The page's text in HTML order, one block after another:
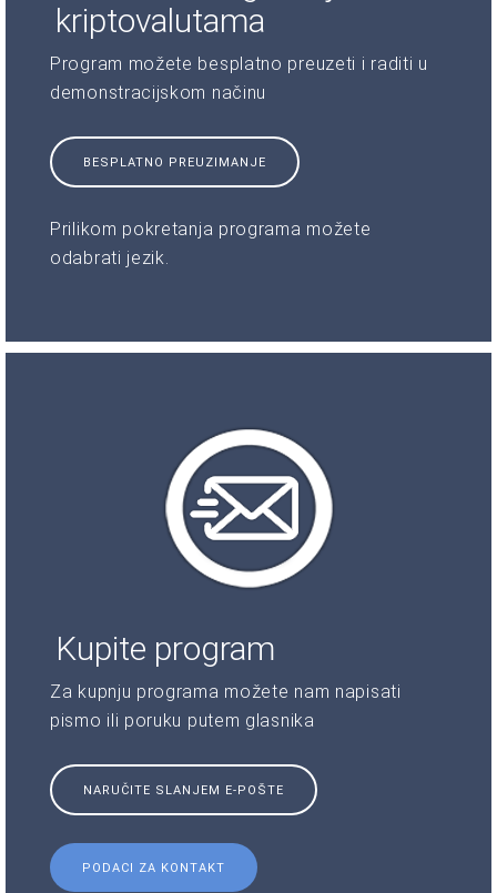
kriptovalutama
Program možete besplatno preuzeti i raditi u
demonstracijskom načinu
BESPLATNO PREUZIMANJE
Prilikom pokretanja programa možete
odabrati jezik.
Kupite program
Za kupnju programa možete nam napisati
pismo ili poruku putem glasnika
NARUČITE SLANJEM E-POŠTE
PODACI ZA KONTAKT